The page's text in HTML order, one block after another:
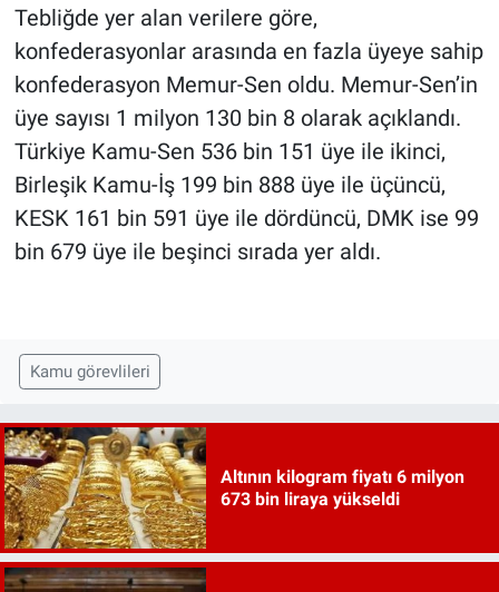
Tebliğde yer alan verilere göre,
konfederasyonlar arasında en fazla üyeye sahip
konfederasyon Memur-Sen oldu. Memur-Sen’in
üye sayısı 1 milyon 130 bin 8 olarak açıklandı.
Türkiye Kamu-Sen 536 bin 151 üye ile ikinci,
Birleşik Kamu-İş 199 bin 888 üye ile üçüncü,
KESK 161 bin 591 üye ile dördüncü, DMK ise 99
bin 679 üye ile beşinci sırada yer aldı.
Kamu görevlileri
Altının kilogram fiyatı 6 milyon
673 bin liraya yükseldi